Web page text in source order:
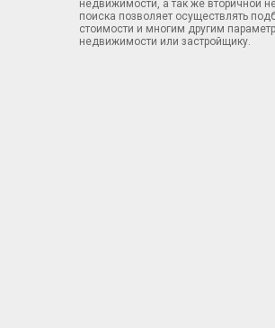
недвижимости, а так же вторичной
поиска позволяет осуществлять
стоимости и многим другим
недвижимости или застройщику.